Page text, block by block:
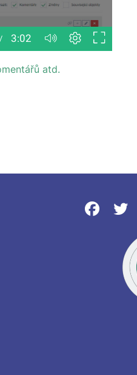
atd.